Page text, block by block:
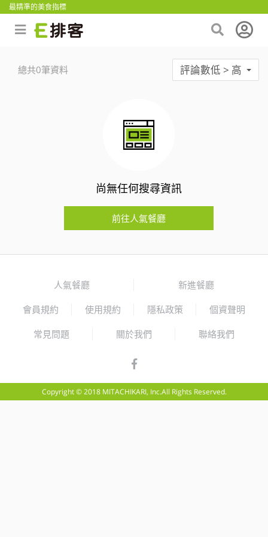
最精準的美食指標
總共0筆資料 評論數低 > 高
尚無任何搜尋資訊
前往人氣餐廳
人氣餐廳 新進餐廳
會員規約 使用規約 隱私政策 個資聲明
常見問題 關於我們 聯絡我們
Copyright © 2018 MITACHIKARI, Inc.All Rights Reserved.